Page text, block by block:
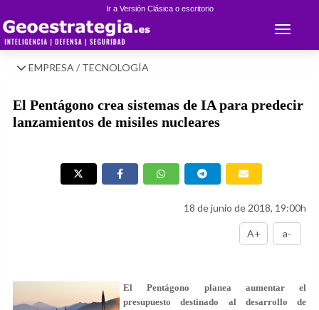
Ir a Versión Clásica o escritorio
Toggle
EMPRESA / TECNOLOGÍA
El Pentágono crea sistemas de IA para predecir
lanzamientos de misiles nucleares
18 de junio de 2018, 19:00h
A+ a-
El Pentágono planea aumentar el
presupuesto destinado al desarrollo de